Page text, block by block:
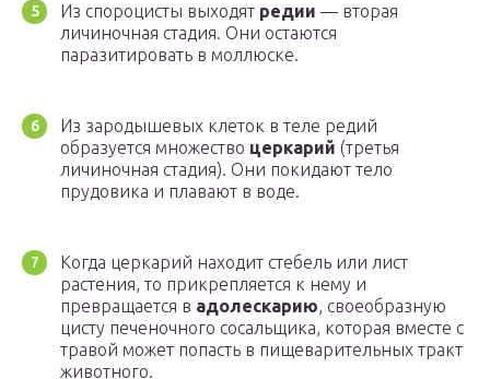
Из спороцисты выходят редии — вторая
личиночная стадия. Они остаются
паразитировать в моллюске.
Из зародышевых клеток в теле редий
образуется множество церкарий (третья
личиночная стадия). Они покидают тело
прудовика и плавают в воде.
Когда церкарий находит стебель или лист
растения, то прикрепляется к нему и
превращается в адолескарию, своеобразную
цисту печеночного сосальщика, которая вместе с
травой может попасть в пищеварительных тракт
животного.